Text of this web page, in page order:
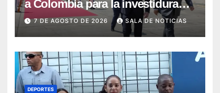
a Colombia para la investidura
presidencial de la Espriella
7 DE AGOSTO DE 2026 SALA DE NOTICIAS
DEPORTES